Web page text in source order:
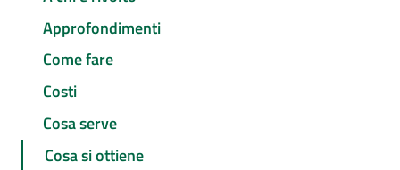
Approfondimenti
Come fare
Costi
Cosa serve
Cosa si ottiene